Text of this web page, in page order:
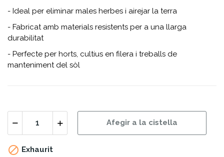
- Ideal per eliminar males herbes i airejar la terra
- Fabricat amb materials resistents per a una llarga
durabilitat
- Perfecte per horts, cultius en filera i treballs de
manteniment del sòl
Afegir a la cistella
 Exhaurit